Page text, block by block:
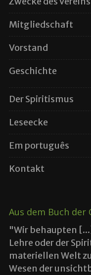
Mitgliedschaft
Vorstand
Geschichte
Der Spiritismus
Leseecke
Em português
Kontakt
Aus dem Buch der
"Wir behaupten
Lehre oder der
materiellen Welt
Wesen der